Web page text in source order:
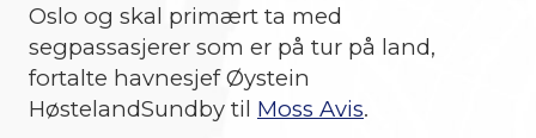
Oslo og skal primært ta med
segpassasjerer som er på tur på land,
fortalte havnesjef Øystein
HøstelandSundby til Moss Avis.